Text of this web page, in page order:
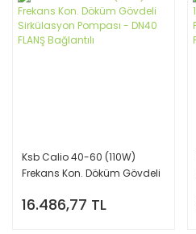
Ksb Calio 40-60 (110W)
Frekans Kon. Döküm Gövdeli
FLANŞ Bağlantılı
16.486,77 TL